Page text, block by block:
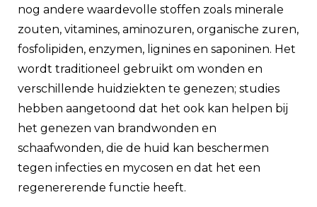
nog andere waardevolle stoffen zoals minerale
zouten, vitamines, aminozuren, organische zuren,
fosfolipiden, enzymen, lignines en saponinen. Het
wordt traditioneel gebruikt om wonden en
verschillende huidziekten te genezen; studies
hebben aangetoond dat het ook kan helpen bij
het genezen van brandwonden en
schaafwonden, die de huid kan beschermen
tegen infecties en mycosen en dat het een
regenererende functie heeft.